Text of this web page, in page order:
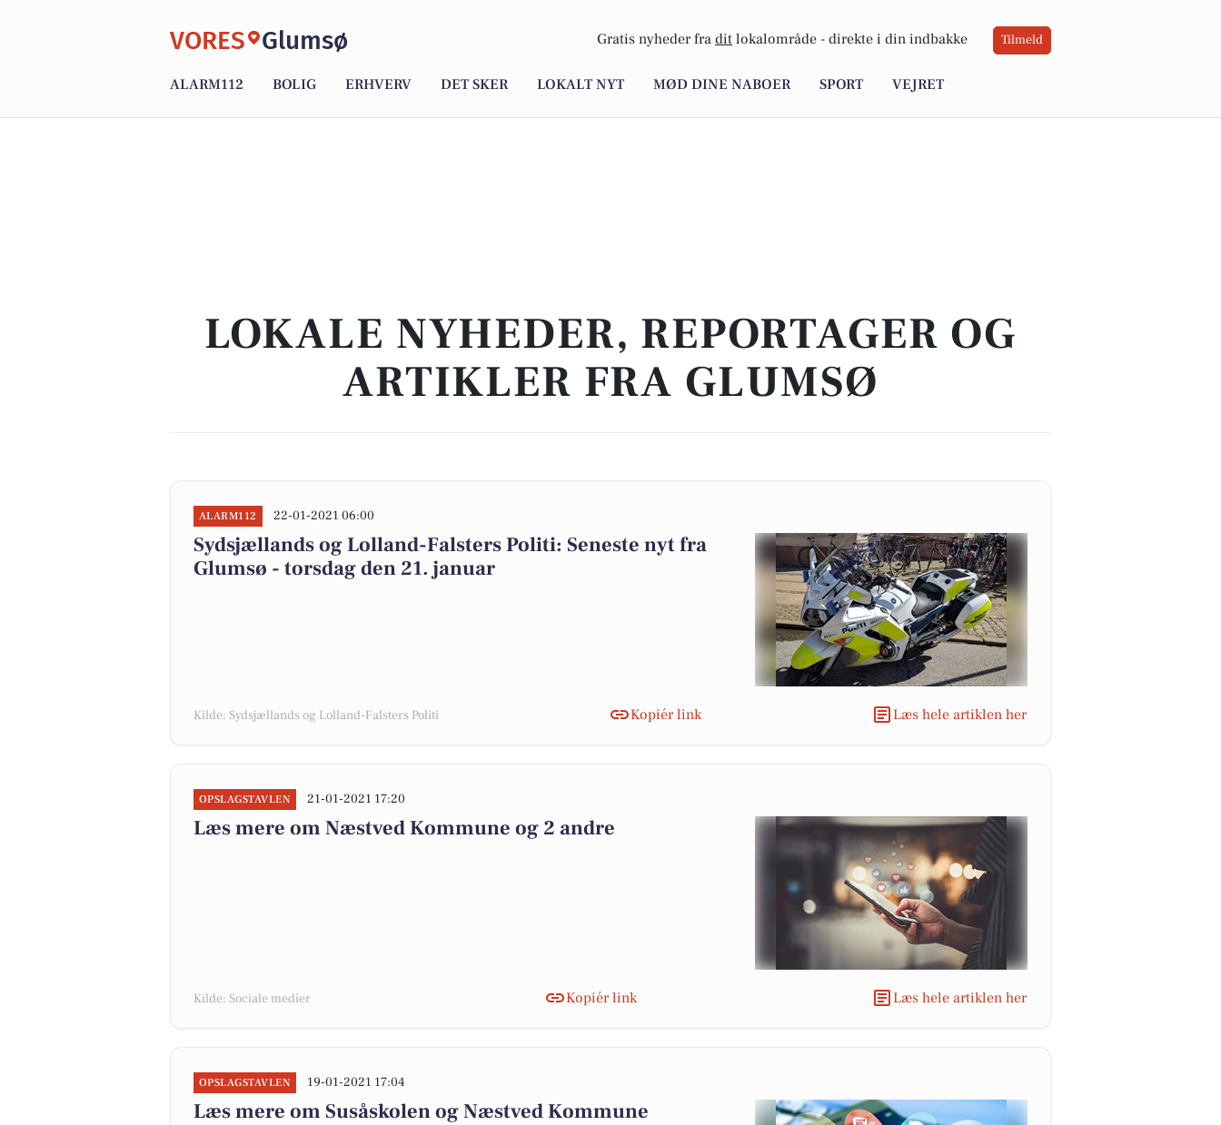
VORES Glumsø Gratis nyheder fra dit lokalområde - direkte i din indbakke Tilmeld
ALARM112 BOLIG ERHVERV DET SKER LOKALT NYT MØD DINE NABOER SPORT VEJRET
LOKALE NYHEDER, REPORTAGER OG
ARTIKLER FRA GLUMSØ
ALARM112 22-01-2021 06:00
Sydsjællands og Lolland-Falsters Politi: Seneste nyt fra
Glumsø - torsdag den 21. januar
Kilde: Sydsjællands og Lolland-Falsters Politi Kopiér link Læs hele artiklen her
OPSLAGSTAVLEN 21-01-2021 17:20
Læs mere om Næstved Kommune og 2 andre
Kilde: Sociale medier Kopiér link Læs hele artiklen her
OPSLAGSTAVLEN 19-01-2021 17:04
Læs mere om Susåskolen og Næstved Kommune